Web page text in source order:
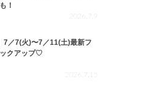
！
2026.7.9
7／7(火)〜7／11(土)最新フ
クアップ♡
2026.7.15